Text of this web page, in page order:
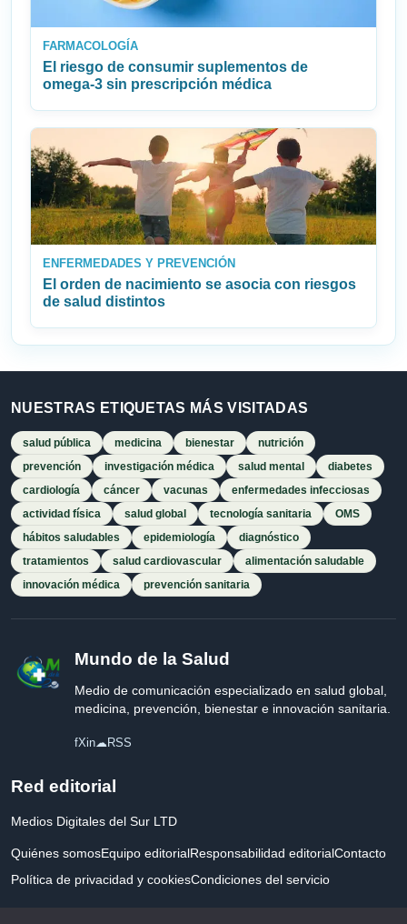
FARMACOLOGÍA
El riesgo de consumir suplementos de
omega‑3 sin prescripción médica
ENFERMEDADES Y PREVENCIÓN
El orden de nacimiento se asocia con riesgos
de salud distintos
NUESTRAS ETIQUETAS MÁS VISITADAS
salud pública medicina bienestar
nutrición
prevención
investigación médica salud mental
diabetes
cardiología
cáncer vacunas
enfermedades infecciosas
actividad física
salud global tecnología sanitaria
OMS
hábitos saludables
epidemiología
diagnóstico
tratamientos
salud cardiovascular
alimentación saludable
innovación médica
prevención sanitaria
Mundo de la Salud
Medio de comunicación especializado en salud global,
medicina, prevención, bienestar e innovación sanitaria.
fXin☁RSS
Red editorial
Medios Digitales del Sur LTD
Quiénes somosEquipo editorialResponsabilidad editorialContacto
Política de privacidad y cookiesCondiciones del servicio